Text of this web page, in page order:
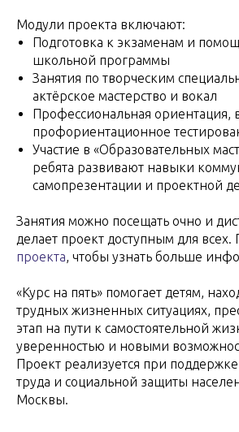
Модули проекта включают:
Подготовка к экзаменам и
школьной программы
Занятия по творческим
актёрское мастерство и вокал
Профессиональная ориентация,
профориентационное
Участие в «Образовательных
ребята развивают навыки
самопрезентации и проектной
Занятия можно посещать очно и
делает проект доступным для всех.
проекта, чтобы узнать больше
«Курс на пять» помогает детям,
трудных жизненных ситуациях,
этап на пути к самостоятельной
уверенностью и новыми
Проект реализуется при
труда и социальной защиты
Москвы.